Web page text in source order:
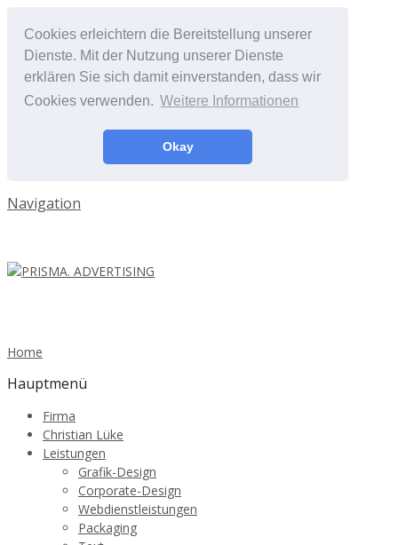
Cookies erleichtern die Bereitstellung unserer
Dienste. Mit der Nutzung unserer Dienste
erklären Sie sich damit einverstanden, dass wir
Cookies verwenden. Weitere Informationen
Okay
Navigation
Home
Hauptmenü
Firma
Christian Lüke
Leistungen
Grafik-Design
Corporate-Design
Webdienstleistungen
Packaging